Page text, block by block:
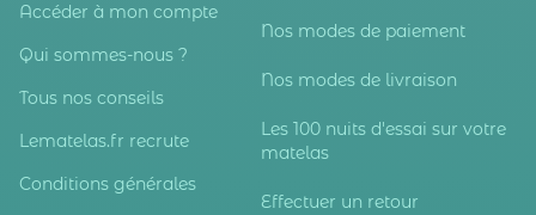
Accéder à mon compte
Qui sommes-nous ?
Tous nos conseils
Lematelas.fr recrute
Conditions générales
Nos modes de paiement
Nos modes de livraison
Les 100 nuits d'essai sur votre
matelas
Effectuer un retour